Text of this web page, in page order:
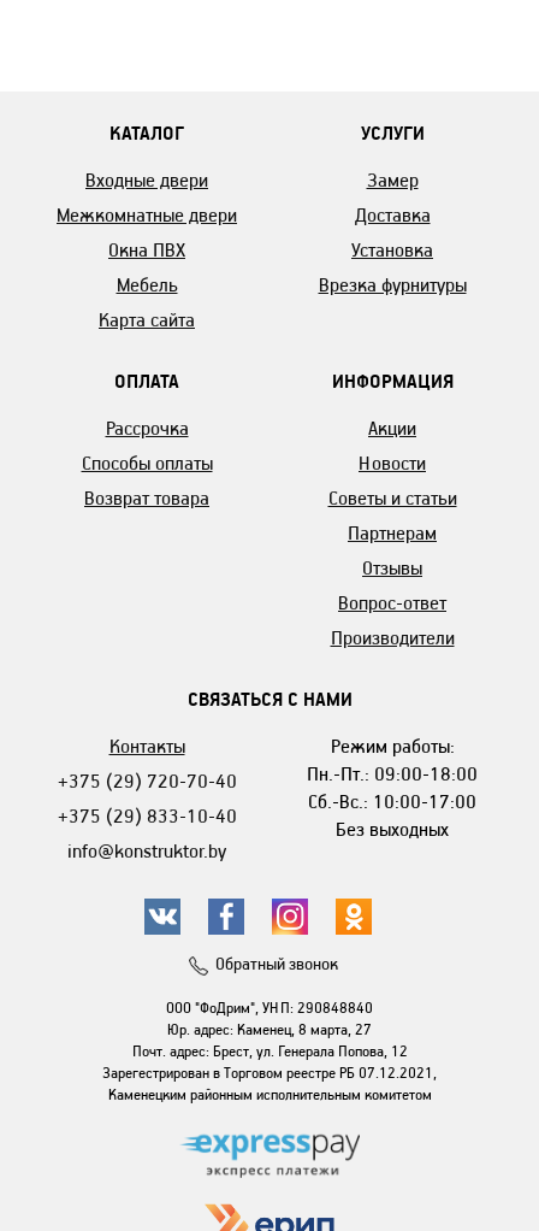
КАТАЛОГ
Входные двери
Межкомнатные двери
Окна ПВХ
Мебель
Карта сайта
УСЛУГИ
Замер
Доставка
Установка
Врезка фурнитуры
ОПЛАТА
Рассрочка
Способы оплаты
Возврат товара
ИНФОРМАЦИЯ
Акции
Новости
Советы и статьи
Партнерам
Отзывы
Вопрос-ответ
Производители
СВЯЗАТЬСЯ С НАМИ
Контакты
+375 (29) 720-70-40
+375 (29) 833-10-40
info@konstruktor.by
Режим работы:
Пн.-Пт.: 09:00-18:00
Сб.-Вс.: 10:00-17:00
Без выходных
Обратный звонок
ООО "ФоДрим", УНП: 290848840
Юр. адрес: Каменец, 8 марта, 27
Почт. адрес: Брест, ул. Генерала Попова, 12
Зарегестрирован в Торговом реестре РБ 07.12.2021,
Каменецким районным исполнительным комитетом